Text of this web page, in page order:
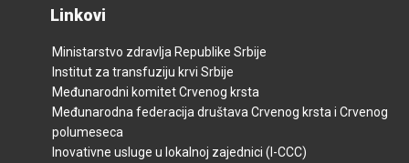
Linkovi
Ministarstvo zdravlja Republike Srbije
Institut za transfuziju krvi Srbije
Međunarodni komitet Crvenog krsta
Međunarodna federacija društava Crvenog krsta i Crvenog
polumeseca
Inovativne usluge u lokalnoj zajednici (I-CCC)